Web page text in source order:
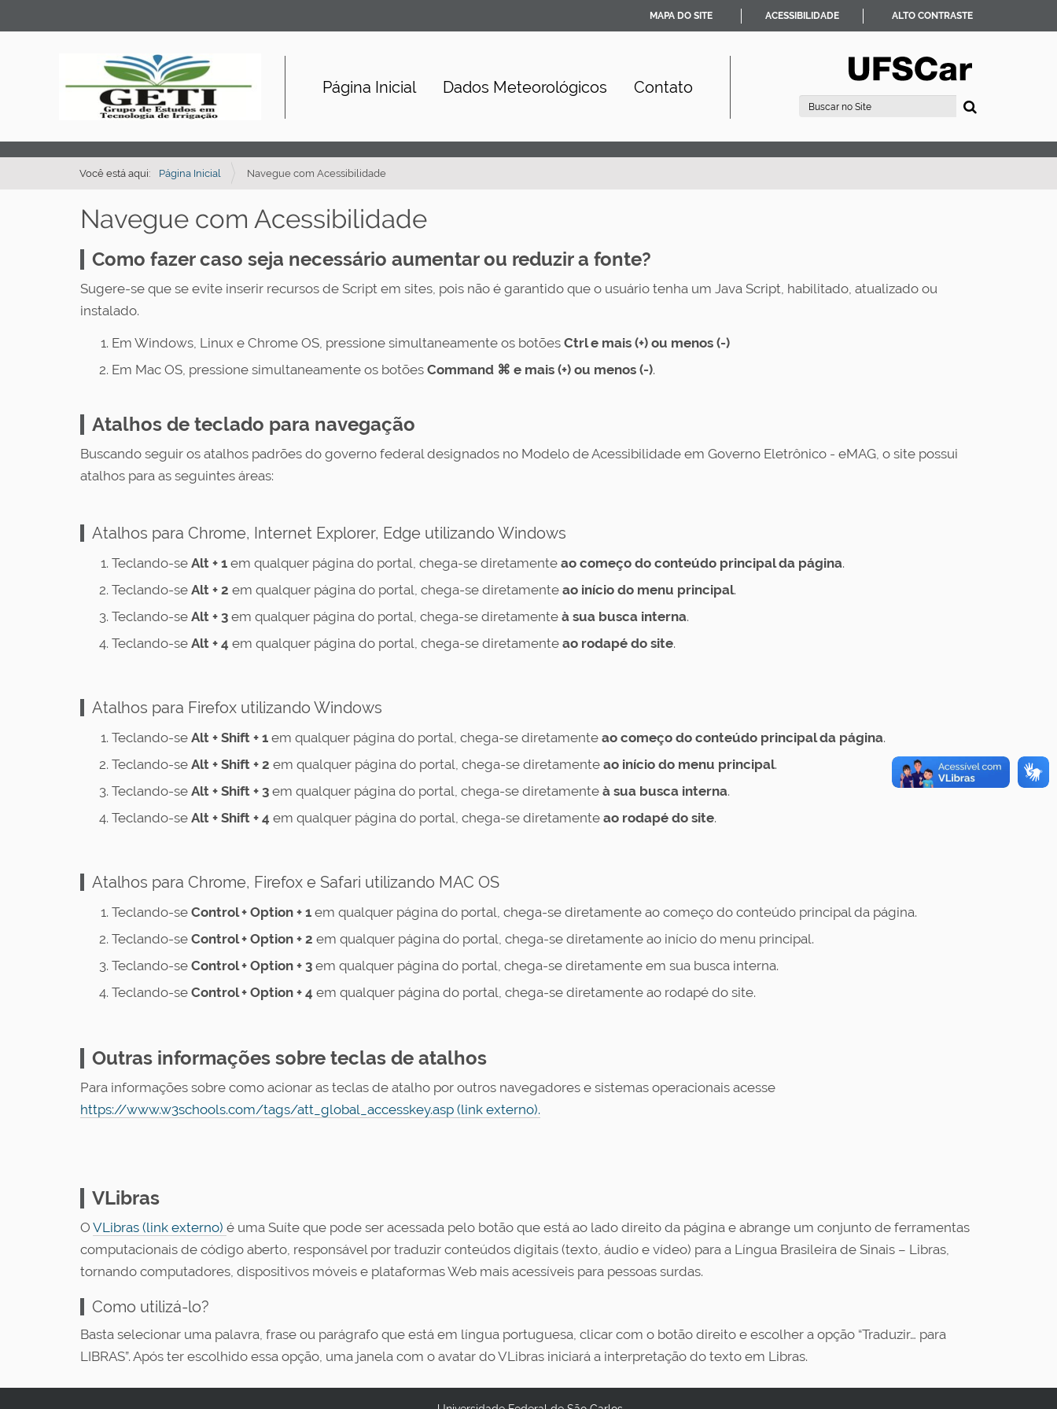
MAPA DO SITE ACESSIBILIDADE ALTO CONTRASTE
Busca
Página Inicial Dados Meteorológicos Contato
Você está aqui: Página Inicial Navegue com Acessibilidade
Navegue com Acessibilidade
Como fazer caso seja necessário aumentar ou reduzir a fonte?
Sugere-se que se evite inserir recursos de Script em sites, pois não é garantido que o usuário tenha um Java Script, habilitado, atualizado ou
instalado.
Em Windows, Linux e Chrome OS, pressione simultaneamente os botões Ctrl e mais (+) ou menos (-)
Em Mac OS, pressione simultaneamente os botões Command ⌘ e mais (+) ou menos (-).
Atalhos de teclado para navegação
Buscando seguir os atalhos padrões do governo federal designados no Modelo de Acessibilidade em Governo Eletrônico - eMAG, o site possui
atalhos para as seguintes áreas:
Atalhos para Chrome, Internet Explorer, Edge utilizando Windows
Teclando-se Alt + 1 em qualquer página do portal, chega-se diretamente ao começo do conteúdo principal da página.
Teclando-se Alt + 2 em qualquer página do portal, chega-se diretamente ao início do menu principal.
Teclando-se Alt + 3 em qualquer página do portal, chega-se diretamente à sua busca interna.
Teclando-se Alt + 4 em qualquer página do portal, chega-se diretamente ao rodapé do site.
Atalhos para Firefox utilizando Windows
Teclando-se Alt + Shift + 1 em qualquer página do portal, chega-se diretamente ao começo do conteúdo principal da página.
Teclando-se Alt + Shift + 2 em qualquer página do portal, chega-se diretamente ao início do menu principal.
Teclando-se Alt + Shift + 3 em qualquer página do portal, chega-se diretamente à sua busca interna.
Teclando-se Alt + Shift + 4 em qualquer página do portal, chega-se diretamente ao rodapé do site.
Atalhos para Chrome, Firefox e Safari utilizando MAC OS
Teclando-se Control + Option + 1 em qualquer página do portal, chega-se diretamente ao começo do conteúdo principal da página.
Teclando-se Control+ Option + 2 em qualquer página do portal, chega-se diretamente ao início do menu principal.
Teclando-se Control+ Option + 3 em qualquer página do portal, chega-se diretamente em sua busca interna.
Teclando-se Control+ Option + 4 em qualquer página do portal, chega-se diretamente ao rodapé do site.
Outras informações sobre teclas de atalhos
Para informações sobre como acionar as teclas de atalho por outros navegadores e sistemas operacionais acesse
https://www.w3schools.com/tags/att_global_accesskey.asp (link externo).
VLibras
O VLibras (link externo) é uma Suíte que pode ser acessada pelo botão que está ao lado direito da página e abrange um conjunto de ferramentas
computacionais de código aberto, responsável por traduzir conteúdos digitais (texto, áudio e vídeo) para a Língua Brasileira de Sinais – Libras,
tornando computadores, dispositivos móveis e plataformas Web mais acessíveis para pessoas surdas.
Como utilizá-lo?
Basta selecionar uma palavra, frase ou parágrafo que está em língua portuguesa, clicar com o botão direito e escolher a opção “Traduzir… para
LIBRAS”. Após ter escolhido essa opção, uma janela com o avatar do VLibras iniciará a interpretação do texto em Libras.